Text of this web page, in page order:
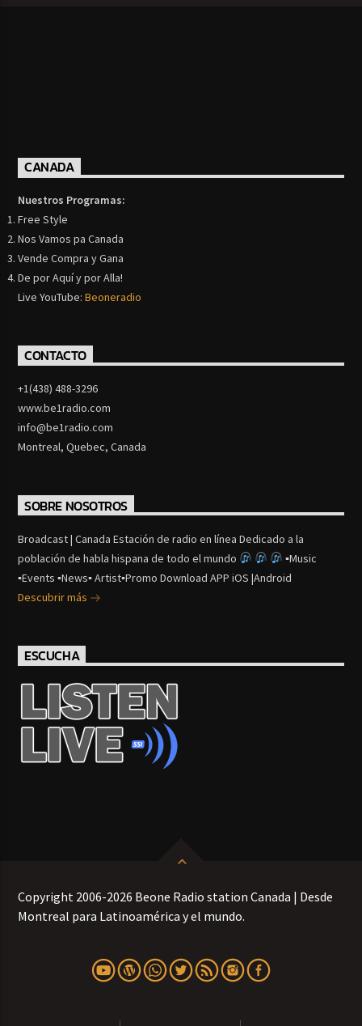
CANADA
Nuestros Programas:
Free Style
Nos Vamos pa Canada
Vende Compra y Gana
De por Aquí y por Alla!
Live YouTube:Beoneradio
CONTACTO
+1(438) 488-3296
www.be1radio.com
info@be1radio.com
Montreal, Quebec, Canada
SOBRE NOSOTROS
Broadcast | Canada Estación de radio en línea Dedicado a la
población de habla hispana de todo el mundo
▪Music
▪Events ▪News▪ Artist▪Promo Download APP iOS |Android
Descubrir más
ESCUCHA
Copyright 2006-2026 Beone Radio station Canada | Desde
Montreal para Latinoamérica y el mundo.